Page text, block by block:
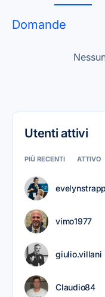
Domande
Utenti attivi
PIÙ RECENTI ATTIVO
vimo1977
giulio.villani
Claudio84